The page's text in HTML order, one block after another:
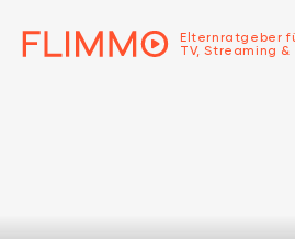
Elternratgeber
TV, Streaming &